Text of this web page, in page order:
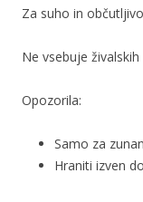
Za suho in
Ne vsebuje živalskih
Opozorila:
Samo za
Hraniti izven